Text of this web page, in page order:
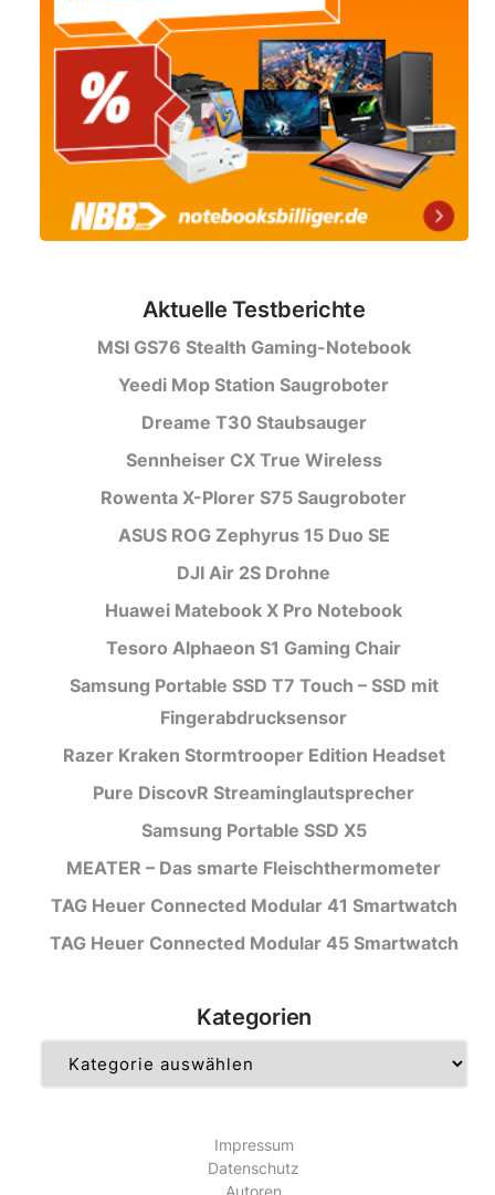
Aktuelle Testberichte
MSI GS76 Stealth Gaming-Notebook
Yeedi Mop Station Saugroboter
Dreame T30 Staubsauger
Sennheiser CX True Wireless
Rowenta X-Plorer S75 Saugroboter
ASUS ROG Zephyrus 15 Duo SE
DJI Air 2S Drohne
Huawei Matebook X Pro Notebook
Tesoro Alphaeon S1 Gaming Chair
Samsung Portable SSD T7 Touch – SSD mit
Fingerabdrucksensor
Razer Kraken Stormtrooper Edition Headset
Pure DiscovR Streaminglautsprecher
Samsung Portable SSD X5
MEATER – Das smarte Fleischthermometer
TAG Heuer Connected Modular 41 Smartwatch
TAG Heuer Connected Modular 45 Smartwatch
Kategorien
Impressum
Datenschutz
Autoren